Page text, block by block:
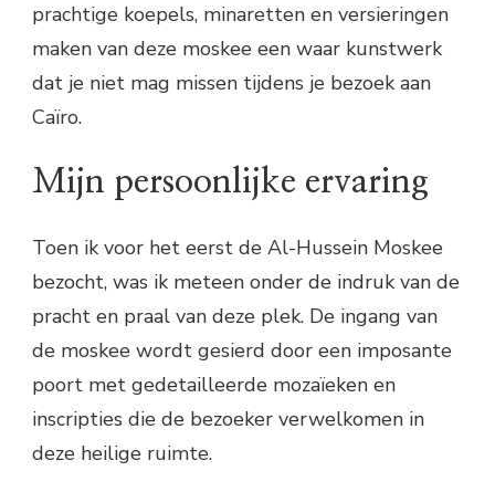
prachtige koepels, minaretten en versieringen
maken van deze moskee een waar kunstwerk
dat je niet mag missen tijdens je bezoek aan
Caïro.
Mijn persoonlijke ervaring
Toen ik voor het eerst de Al-Hussein Moskee
bezocht, was ik meteen onder de indruk van de
pracht en praal van deze plek. De ingang van
de moskee wordt gesierd door een imposante
poort met gedetailleerde mozaïeken en
inscripties die de bezoeker verwelkomen in
deze heilige ruimte.